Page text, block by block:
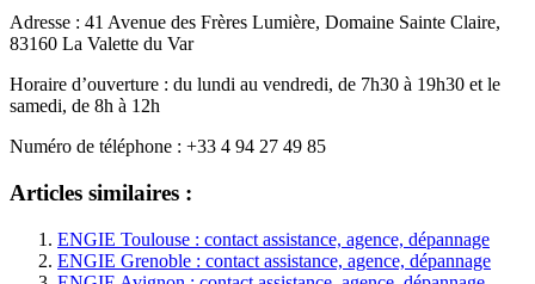
Adresse : 41 Avenue des Frères Lumière, Domaine Sainte Claire,
83160 La Valette du Var
Horaire d’ouverture : du lundi au vendredi, de 7h30 à 19h30 et le
samedi, de 8h à 12h
Numéro de téléphone : +33 4 94 27 49 85
Articles similaires :
ENGIE Toulouse : contact assistance, agence, dépannage
ENGIE Grenoble : contact assistance, agence, dépannage